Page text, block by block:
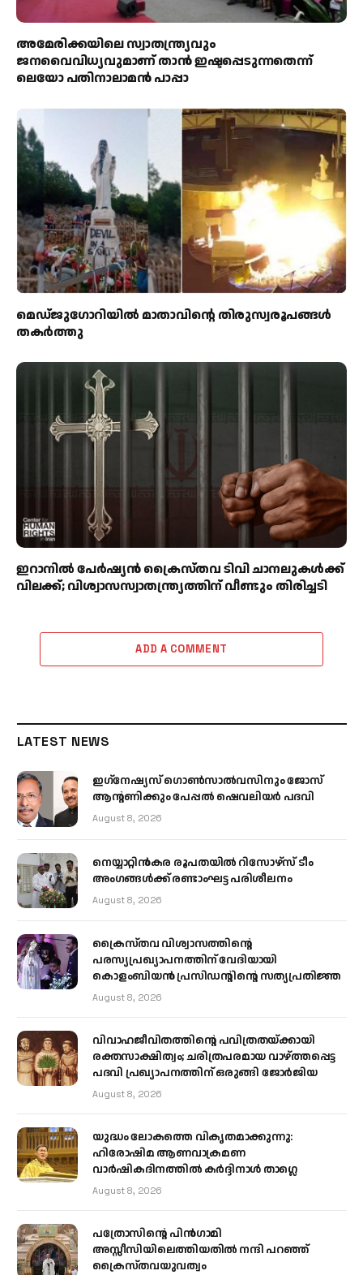
അമേരിക്കയിലെ സ്വാതന്ത്ര്യവും
ജനവൈവിധ്യവുമാണ് താൻ ഇഷ്ടപ്പെടുന്നതെന്ന്
ലെയോ പതിനാലാമൻ പാപ്പാ
മെഡ്‌ജുഗോറിയിൽ മാതാവിന്റെ തിരുസ്വരൂപങ്ങൾ
തകർത്തു
ഇറാനിൽ പേർഷ്യൻ ക്രൈസ്തവ ടിവി ചാനലുകൾക്ക്
വിലക്ക്; വിശ്വാസസ്വാതന്ത്ര്യത്തിന് വീണ്ടും തിരിച്ചടി
ADD A COMMENT
LATEST NEWS
ഇഗ്‌നേഷ്യസ് ഗൊൺസാൽവസിനും ജോസ്
ആന്റണിക്കും പേപ്പൽ ഷെവലിയർ പദവി
August 8, 2026
നെയ്യാറ്റിൻകര രൂപതയിൽ റിസോഴ്സ് ടീം
അംഗങ്ങൾക്ക് രണ്ടാംഘട്ട പരിശീലനം
August 8, 2026
ക്രൈസ്തവ വിശ്വാസത്തിന്റെ
പരസ്യപ്രഖ്യാപനത്തിന് വേദിയായി
കൊളംബിയൻ പ്രസിഡന്റിന്റെ സത്യപ്രതിജ്ഞ
August 8, 2026
വിവാഹജീവിതത്തിന്റെ പവിത്രതയ്ക്കായി
രക്തസാക്ഷിത്വം; ചരിത്രപരമായ വാഴ്ത്തപ്പെട്ട
പദവി പ്രഖ്യാപനത്തിന് ഒരുങ്ങി ജോര്‍ജിയ
August 8, 2026
യുദ്ധം ലോകത്തെ വികൃതമാക്കുന്നു:
ഹിരോഷിമ ആണവാക്രമണ
വാർഷികദിനത്തിൽ കർദ്ദിനാൾ താഗ്ലെ
August 8, 2026
പത്രോസിന്റെ പിൻഗാമി
അസ്സീസിയിലെത്തിയതിൽ നന്ദി പറഞ്ഞ്
ക്രൈസ്തവയുവത്വം